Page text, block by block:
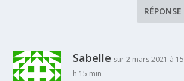
RÉPONSE
Sabelle sur 2 mars 2021 à 15
h 15 min